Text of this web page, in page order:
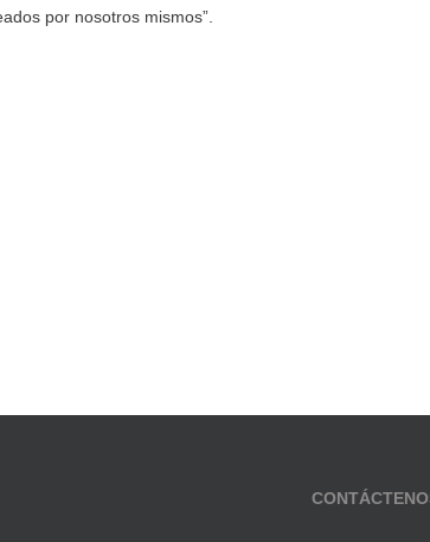
por nosotros mismos”.